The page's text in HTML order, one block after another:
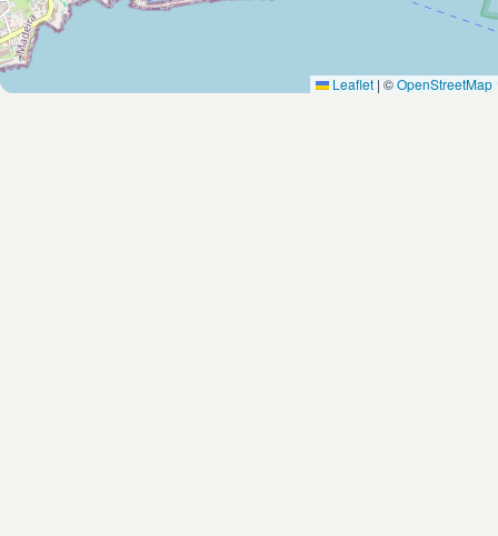
Leaflet | ©OpenStreetMap